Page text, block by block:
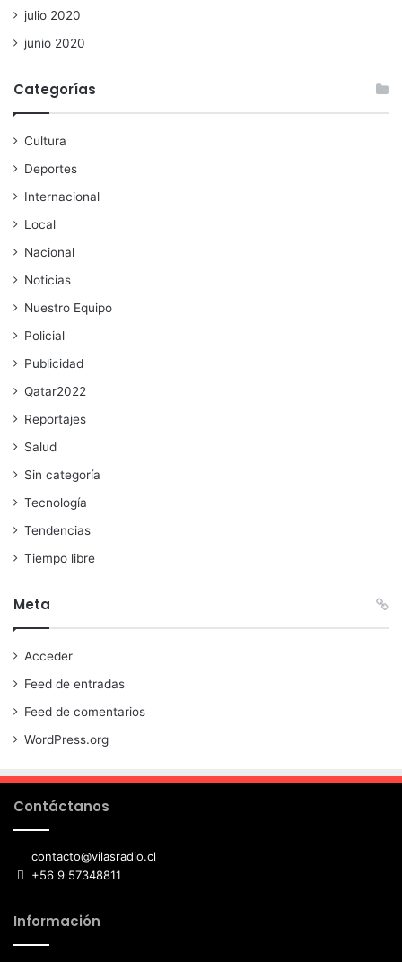
julio 2020
junio 2020
Categorías
Cultura
Deportes
Internacional
Local
Nacional
Noticias
Nuestro Equipo
Policial
Publicidad
Qatar2022
Reportajes
Salud
Sin categoría
Tecnología
Tendencias
Tiempo libre
Meta
Acceder
Feed de entradas
Feed de comentarios
WordPress.org
Contáctanos
contacto@vilasradio.cl
+56 9 57348811
Información